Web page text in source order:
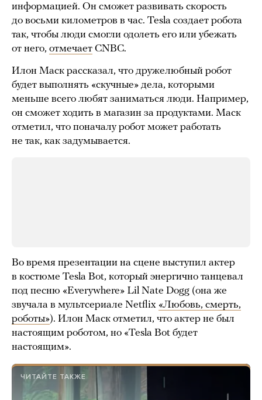
информацией. Он сможет развивать скорость
до восьми километров в час. Tesla создает робота
так, чтобы люди смогли одолеть его или убежать
от него, отмечает CNBC.
Илон Маск рассказал, что дружелюбный робот
будет выполнять «скучные» дела, которыми
меньше всего любят заниматься люди. Например,
он сможет ходить в магазин за продуктами. Маск
отметил, что поначалу робот может работать
не так, как задумывается.
Во время презентации на сцене выступил актер
в костюме Tesla Bot, который энергично танцевал
под песню «Everywhere» Lil Nate Dogg (она же
звучала в мультсериале Netflix «Любовь, смерть,
роботы»). Илон Маск отметил, что актер не был
настоящим роботом, но «Tesla Bot будет
настоящим».
ЧИТАЙТЕ ТАКЖЕ